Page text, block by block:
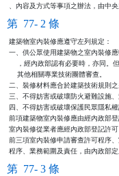
、內容及方式等事項之辦法，由中央
第 77- 2 條
建築物室內裝修應遵守左列規定：
一、供公眾使用建築物之室內裝修
，經內政部認有必要時，亦同
    其他相關專業技術團體審查。
二、裝修材料應合於建築技術規則之
三、不得妨害或破壞防火避難設施
四、不得妨害或破壞保護民眾隱私權
前項建築物室內裝修應由經內政部
室內裝修從業者應經內政部登記許
前三項室內裝修申請審查許可程序
程序、業務範圍及責任，由內政部定
第 77- 3 條